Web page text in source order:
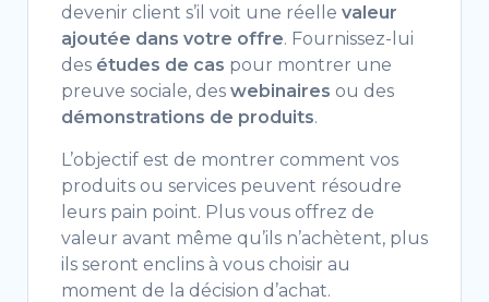
devenir client s’il voit une réelle valeur
ajoutée dans votre offre. Fournissez-lui
des études de cas pour montrer une
preuve sociale, des webinaires ou des
démonstrations de produits.
L’objectif est de montrer comment vos
produits ou services peuvent résoudre
leurs pain point. Plus vous offrez de
valeur avant même qu’ils n’achètent, plus
ils seront enclins à vous choisir au
moment de la décision d’achat.